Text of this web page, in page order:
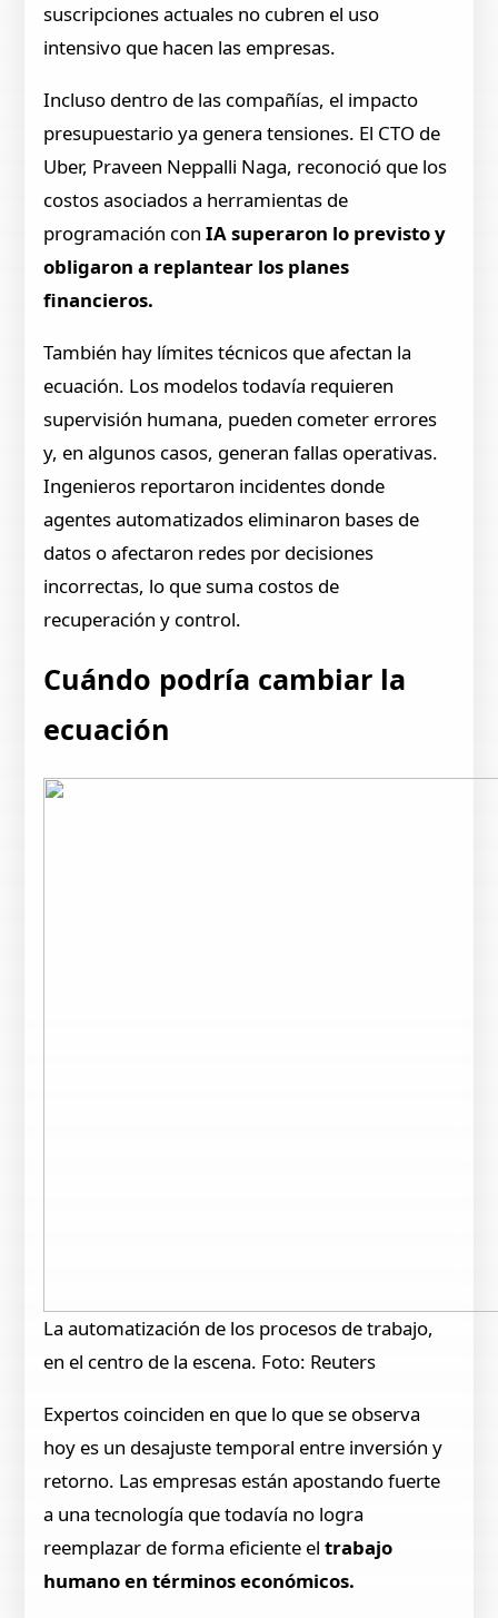
suscripciones actuales no cubren el uso
intensivo que hacen las empresas.
Incluso dentro de las compañías, el impacto
presupuestario ya genera tensiones. El CTO de
Uber, Praveen Neppalli Naga, reconoció que los
costos asociados a herramientas de
programación con IA superaron lo previsto y
obligaron a replantear los planes
financieros.
También hay límites técnicos que afectan la
ecuación. Los modelos todavía requieren
supervisión humana, pueden cometer errores
y, en algunos casos, generan fallas operativas.
Ingenieros reportaron incidentes donde
agentes automatizados eliminaron bases de
datos o afectaron redes por decisiones
incorrectas, lo que suma costos de
recuperación y control.
Cuándo podría cambiar la
ecuación
La automatización de los procesos de trabajo,
en el centro de la escena. Foto: Reuters
Expertos coinciden en que lo que se observa
hoy es un desajuste temporal entre inversión y
retorno. Las empresas están apostando fuerte
a una tecnología que todavía no logra
reemplazar de forma eficiente eltrabajo
humano en términos económicos.